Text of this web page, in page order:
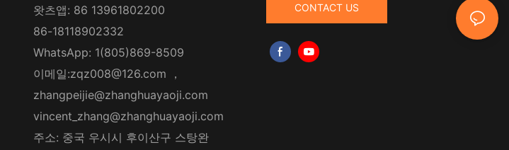
왓츠앱: 86 13961802200
86-18118902332
WhatsApp: 1(805)869-8509
이메일:zqz008@126.com ，
zhangpeijie@zhanghuayaoji.com
vincent_zhang@zhanghuayaoji.com
주소: 중국 우시시 후이산구 스탕완
CONTACT US